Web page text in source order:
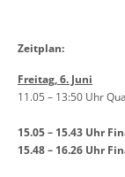
Zeitplan:
Freitag, 6. Juni
11.05 – 13:50 Uhr
15.05 – 15.43 Uhr
15.48 – 16.26 Uhr